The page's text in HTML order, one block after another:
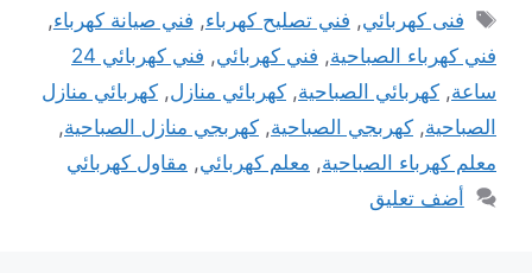
الوسوم
فنى كهربائي, فني تصليح كهرباء, فني صيانة كهرباء,
فني كهرباء الصباحية, فني كهربائي,
فني كهربائي 24
ساعة, كهربائي الصباحية, كهربائي منازل, كهربائي منازل
الصباحية, كهربجي الصباحية, كهربجي منازل الصباحية,
معلم كهرباء الصباحية, معلم كهربائي, مقاول كهربائي
أضف تعليق